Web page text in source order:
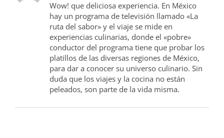
Wow! que deliciosa experiencia. En México
hay un programa de televisión llamado «La
ruta del sabor» y el viaje se mide en
experiencias culinarias, donde el «pobre»
conductor del programa tiene que probar los
platillos de las diversas regiones de México,
para dar a conocer su universo culinario. Sin
duda que los viajes y la cocina no están
peleados, son parte de la vida misma.